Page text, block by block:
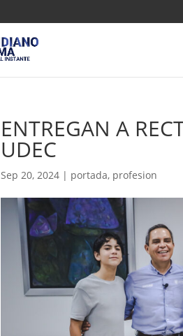
ENTREGAN A
UDEC
Sep 20, 2024 | portada, profesion